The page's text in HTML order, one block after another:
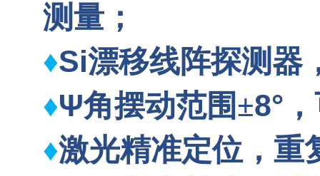
测量；
♦Si漂移线阵探测器
♦Ψ角摆动范围±8°
♦激光精准定位，重